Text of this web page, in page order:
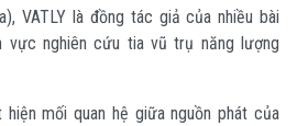
VATLY là đồng tác giả của nhiều bài
vực nghiên cứu tia vũ trụ năng lượng
mối quan hệ giữa nguồn phát của